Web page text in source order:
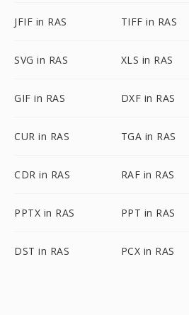
JFIF in RAS TIFF in RAS
SVG in RAS XLS in RAS
GIF in RAS DXF in RAS
CUR in RAS TGA in RAS
CDR in RAS RAF in RAS
PPTX in RAS PPT in RAS
DST in RAS PCX in RAS